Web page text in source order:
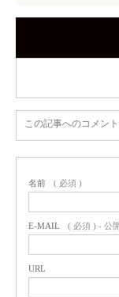
この記事へのコメン
名前 ( 必須 )
E-MAIL ( 必須 ) - 公
URL